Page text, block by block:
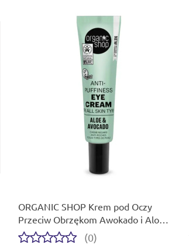
ORGANIC SHOP Krem pod Oczy
Przeciw Obrzękom Awokado i Aloes
30 ml
(0)